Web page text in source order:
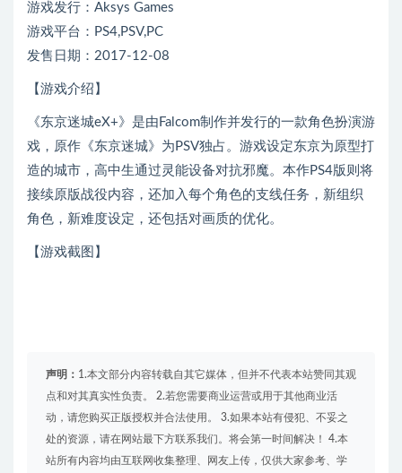
游戏发行：Aksys Games
游戏平台：PS4,PSV,PC
发售日期：2017-12-08
【游戏介绍】
《东京迷城eX+》是由Falcom制作并发行的一款角色扮演游
戏，原作《东京迷城》为PSV独占。游戏设定东京为原型打
造的城市，高中生通过灵能设备对抗邪魔。本作PS4版则将
接续原版战役内容，还加入每个角色的支线任务，新组织
角色，新难度设定，还包括对画质的优化。
【游戏截图】
声明： 1.本文部分内容转载自其它媒体，但并不代表本站赞同其观
点和对其真实性负责。 2.若您需要商业运营或用于其他商业活
动，请您购买正版授权并合法使用。 3.如果本站有侵犯、不妥之
处的资源，请在网站最下方联系我们。将会第一时间解决！ 4.本
站所有内容均由互联网收集整理、网友上传，仅供大家参考、学